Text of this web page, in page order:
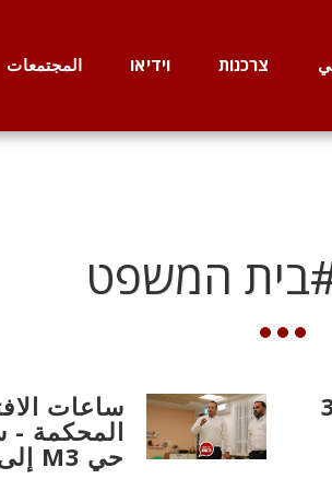
צרכנות וידיאו المجتمعات
המשפט
הסלולר בעיר: 3 ساعات
المحكمة -
حي M3 إلى حدائق المجتمع